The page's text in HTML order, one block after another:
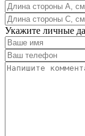
Укажите личные